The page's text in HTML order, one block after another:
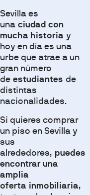
Sevilla es
una ciudad con
mucha historia y
hoy en día es una
urbe que atrae a un
gran número
de estudiantes de
distintas
nacionalidades.
Si quieres comprar
un piso en Sevilla y
sus
alrededores, puedes
encontrar una
amplia
oferta inmobiliaria,